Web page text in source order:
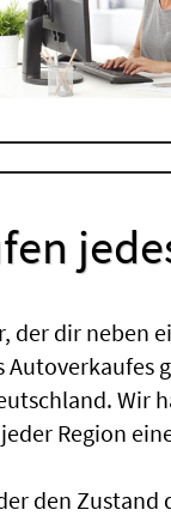
der dir neben
Autoverkaufes
Wir
Region
den Zustand